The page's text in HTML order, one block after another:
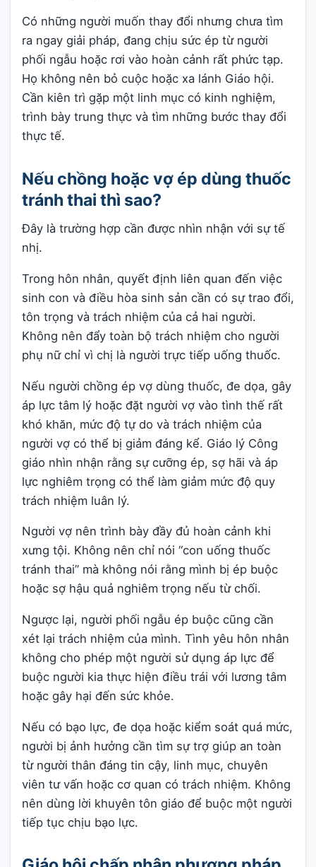
Có những người muốn thay đổi nhưng chưa tìm
ra ngay giải pháp, đang chịu sức ép từ người
phối ngẫu hoặc rơi vào hoàn cảnh rất phức tạp.
Họ không nên bỏ cuộc hoặc xa lánh Giáo hội.
Cần kiên trì gặp một linh mục có kinh nghiệm,
trình bày trung thực và tìm những bước thay đổi
thực tế.
Nếu chồng hoặc vợ ép dùng thuốc
tránh thai thì sao?
Đây là trường hợp cần được nhìn nhận với sự tế
nhị.
Trong hôn nhân, quyết định liên quan đến việc
sinh con và điều hòa sinh sản cần có sự trao đổi,
tôn trọng và trách nhiệm của cả hai người.
Không nên đẩy toàn bộ trách nhiệm cho người
phụ nữ chỉ vì chị là người trực tiếp uống thuốc.
Nếu người chồng ép vợ dùng thuốc, đe dọa, gây
áp lực tâm lý hoặc đặt người vợ vào tình thế rất
khó khăn, mức độ tự do và trách nhiệm của
người vợ có thể bị giảm đáng kể. Giáo lý Công
giáo nhìn nhận rằng sự cưỡng ép, sợ hãi và áp
lực nghiêm trọng có thể làm giảm mức độ quy
trách nhiệm luân lý.
Người vợ nên trình bày đầy đủ hoàn cảnh khi
xưng tội. Không nên chỉ nói “con uống thuốc
tránh thai” mà không nói rằng mình bị ép buộc
hoặc sợ hậu quả nghiêm trọng nếu từ chối.
Ngược lại, người phối ngẫu ép buộc cũng cần
xét lại trách nhiệm của mình. Tình yêu hôn nhân
không cho phép một người sử dụng áp lực để
buộc người kia thực hiện điều trái với lương tâm
hoặc gây hại đến sức khỏe.
Nếu có bạo lực, đe dọa hoặc kiểm soát quá mức,
người bị ảnh hưởng cần tìm sự trợ giúp an toàn
từ người thân đáng tin cậy, linh mục, chuyên
viên tư vấn hoặc cơ quan có trách nhiệm. Không
nên dùng lời khuyên tôn giáo để buộc một người
tiếp tục chịu bạo lực.